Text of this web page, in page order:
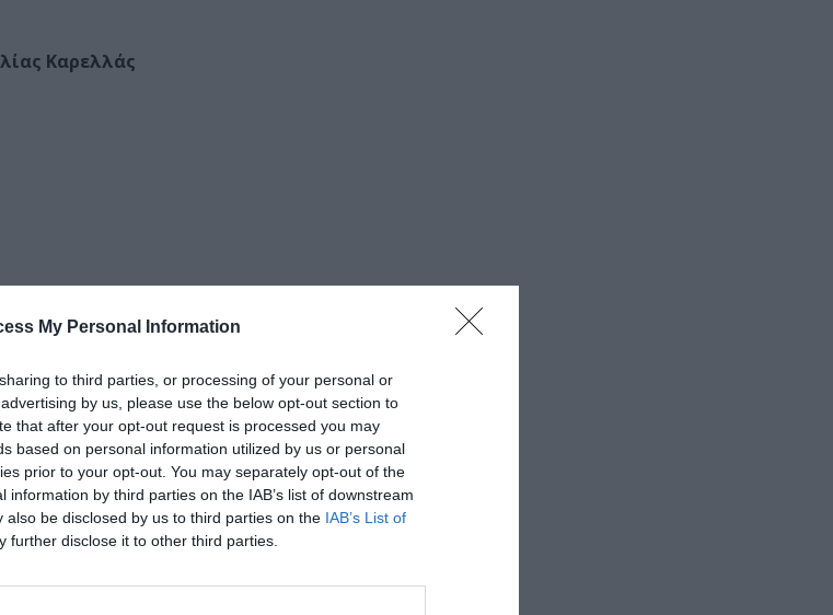
My Personal Information
to third parties, or processing of your personal or
by us, please use the below opt-out section to
that after your opt-out request is processed you may
based on personal information utilized by us or personal
prior to your opt-out. You may separately opt-out of the
by third parties on the IAB’s list of downstream
be disclosed by us to third parties on the IAB’s List of
further disclose it to other third parties.
Καρελλάς